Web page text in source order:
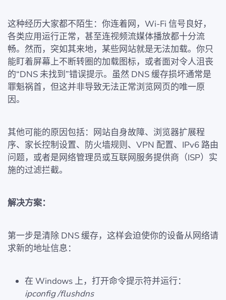
这种经历大家都不陌生：你连着网，Wi-Fi 信号良好，
各类应用运行正常，甚至连视频流媒体播放都十分流
畅。然而，突如其来地，某些网站就是无法加载。你只
能盯着屏幕上不断转圈的加载图标，或者面对令人沮丧
的“DNS 未找到”错误提示。虽然 DNS 缓存损坏通常是
罪魁祸首，但这并非导致无法正常浏览网页的唯一原
因。
其他可能的原因包括：网站自身故障、浏览器扩展程
序、家长控制设置、防火墙规则、VPN 配置、IPv6 路由
问题，或者是网络管理员或互联网服务提供商（ISP）实
施的过滤拦截。
解决方案：
第一步是清除 DNS 缓存，这样会迫使你的设备从网络请
求新的地址信息：
在 Windows 上，打开命令提示符并运行：
ipconfig /flushdns